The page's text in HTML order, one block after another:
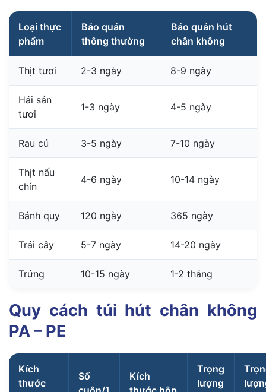
Loại thực
phẩm
Bảo quản
thông thường
Bảo quản hút
chân không
Thịt tươi 2-3 ngày 8-9 ngày
Hải sản
tươi
1-3 ngày 4-5 ngày
Rau củ 3-5 ngày 7-10 ngày
Thịt nấu
chín
4-6 ngày 10-14 ngày
Bánh quy 120 ngày 365 ngày
Trái cây 5-7 ngày 14-20 ngày
Trứng 10-15 ngày 1-2 tháng
Quy cách túi hút chân không
PA – PE
Kích
thước
Số
Kích
Trọng
lượng